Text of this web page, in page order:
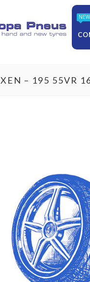
NEW
– 195 55VR